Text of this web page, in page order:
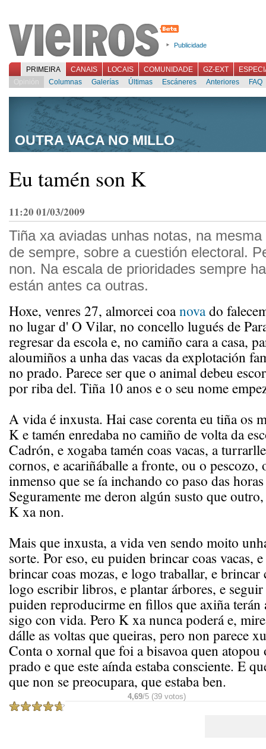
Publicidade
PRIMEIRA CANAIS LOCAIS COMUNIDADE GZ-EXT
Opinión
Columnas Galerías Últimas Escáneres Anteriores FAQ
OUTRA VACA NO MILLO
Eu tamén son K
11:20 01/03/2009
Tiña xa aviadas unhas notas, na
de sempre, sobre a cuestión electoral.
non. Na escala de prioridades sempre
están antes ca outras.
Hoxe, venres 27, almorcei coanovado
no lugar d' O Vilar, no concello lugués de
regresar da escola e, no camiño cara a casa,
aloumiños a unha das vacas da explotación
no prado. Parece ser que o animal debeu
por riba del. Tiña 10 anos e o seu nome
A vida é inxusta. Hai case corenta eu tiña os
K e tamén enredaba no camiño de volta da
Cadrón, e xogaba tamén coas vacas, a
cornos, e acariñáballe a fronte, ou o pescozo,
inmenso que se ía inchando co paso das
Seguramente me deron algún susto que
K xa non.
Mais que inxusta, a vida ven sendo moito
sorte. Por eso, eu puiden brincar coas vacas,
brincar coas mozas, e logo traballar, e brincar
logo escribir libros, e plantar árbores, e
puiden reproducirme en fillos que axiña terán
sigo con vida. Pero K xa nunca poderá e,
dálle as voltas que queiras, pero non parece
Conta o xornal que foi a bisavoa quen
prado e que este aínda estaba consciente. E
que non se preocupara, que estaba ben.
4,69/5 (39 votos)